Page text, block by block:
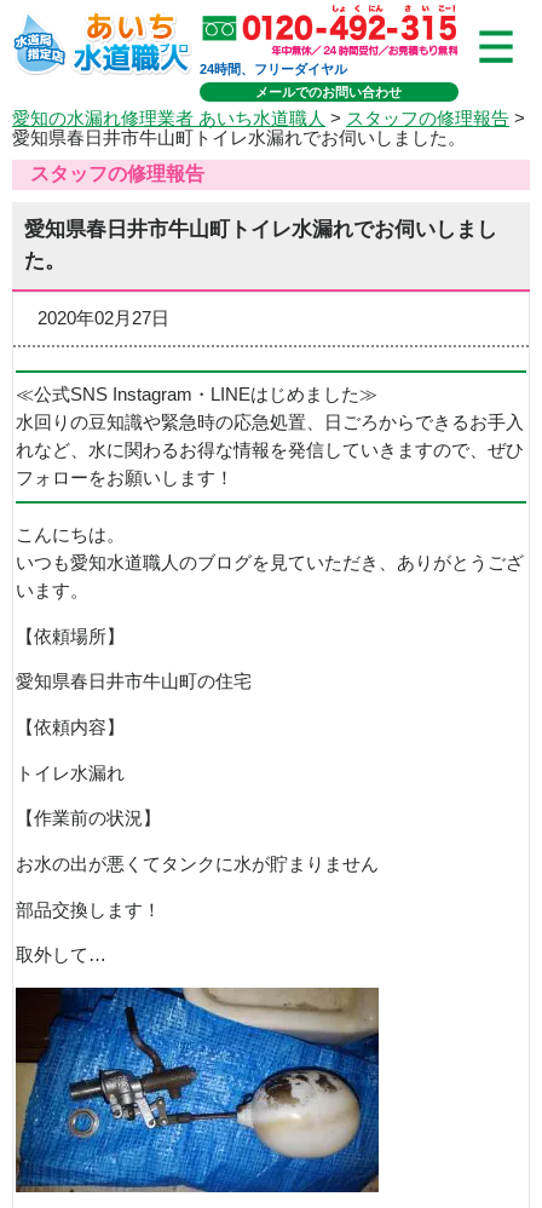
24時間、フリーダイヤル
メールでのお問い合わせ
愛知の水漏れ修理業者 あいち水道職人 > スタッフの修理報告 >
愛知県春日井市牛山町トイレ水漏れでお伺いしました。
スタッフの修理報告
愛知県春日井市牛山町トイレ水漏れでお伺いしまし
た。
2020年02月27日
≪公式SNS Instagram・LINEはじめました≫
水回りの豆知識や緊急時の応急処置、日ごろからできるお手入
れなど、水に関わるお得な情報を発信していきますので、ぜひ
フォローをお願いします！
こんにちは。
いつも愛知水道職人のブログを見ていただき、ありがとうござ
います。
【依頼場所】
愛知県春日井市牛山町の住宅
【依頼内容】
トイレ水漏れ
【作業前の状況】
お水の出が悪くてタンクに水が貯まりません
部品交換します！
取外して…